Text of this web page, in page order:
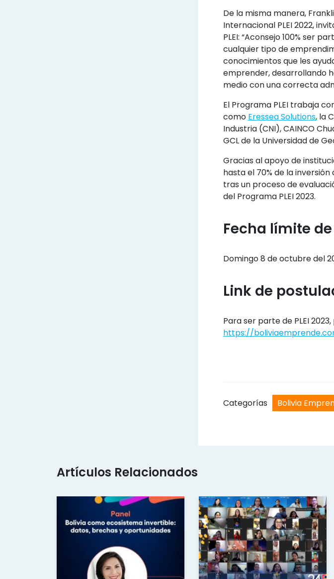
De la misma manera,
Internacional PLEI 2022,
PLEI: “Aconsejo 100% ser
cualquier tipo de
conocimientos que les
emprender, desarrollando
medio con una correcta
El Programa PLEI trabaja
como Eressea Solutions, la
Industria (CNI), CAINCO
GCL de la Universidad de
Gracias al apoyo de
hasta el 70% de la
tras un proceso de
del Programa PLEI 2023.
Fecha límite
Domingo 8 de octubre del
Link de
Para ser parte de PLEI
https://
Categorías Bolivia
Artículos Relacionados